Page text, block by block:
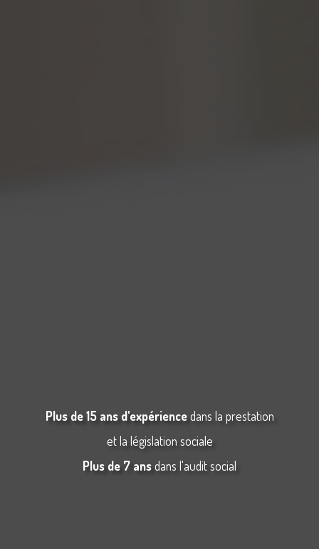
Plus de 15 ans d'expériencedans la prestation
et la législation sociale
Plus de 7 ansdans l'audit social